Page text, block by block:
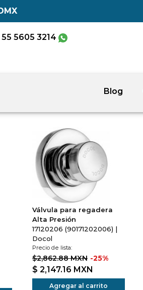
55 5605 3214
Blog
Válvula para regadera
Alta Presión
17120206 (90171202006) |
Docol
Precio de lista:
$2,862.88 MXN -25%
$ 2,147.16 MXN
Agregar al carrito